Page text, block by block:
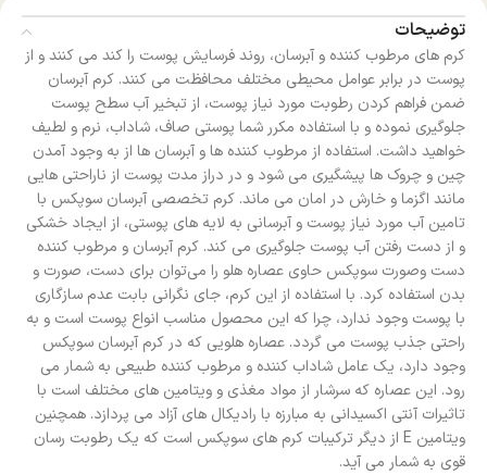
توضیحات
کرم های مرطوب کننده و آبرسان، روند فرسایش پوست را کند می کنند و از
پوست در برابر عوامل محیطی مختلف محافظت می کنند. کرم آبرسان
ضمن فراهم کردن رطوبت مورد نیاز پوست، از تبخیر آب سطح پوست
جلوگیری نموده و با استفاده مکرر شما پوستی صاف، شاداب، نرم و لطیف
خواهید داشت. استفاده از مرطوب کننده ها و آبرسان ها از به وجود آمدن
چین و چروک ها پیشگیری می شود و در دراز مدت پوست از ناراحتی هایی
مانند اگزما و خارش در امان می ماند. کرم تخصصی آبرسان سوپکس با
تامین آب مورد نیاز پوست و آبرسانی به لایه های پوستی، از ایجاد خشکی
و از دست رفتن آب پوست جلوگیری می کند. کرم آبرسان و مرطوب کننده
دست وصورت سوپکس حاوی عصاره هلو را می‌توان برای دست، صورت و
بدن استفاده کرد. با استفاده از این کرم، جای نگرانی بابت عدم سازگاری
با پوست وجود ندارد، چرا که این محصول مناسب انواع پوست است و به
راحتی جذب پوست می گردد. عصاره هلویی که در کرم آبرسان سوپکس
وجود دارد، یک عامل شاداب کننده و مرطوب کننده طبیعی به شمار می
رود. این عصاره که سرشار از مواد مغذی و ویتامین های مختلف است با
تاثیرات آنتی اکسیدانی به مبارزه با رادیکال های آزاد می پردازد. همچنین
ویتامین E از دیگر ترکیبات کرم های سوپکس است که یک رطوبت رسان
قوی به شمار می آید.